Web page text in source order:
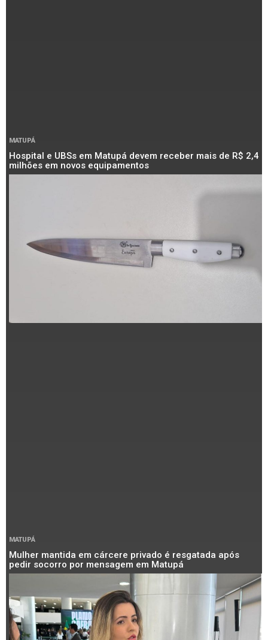
MATUPÁ
Hospital e UBSs em Matupá devem receber mais de R$ 2,4
milhões em novos equipamentos
MATUPÁ
Mulher mantida em cárcere privado é resgatada após
pedir socorro por mensagem em Matupá